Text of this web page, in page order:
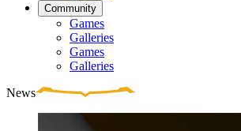
Community
Games
Galleries
Games
Galleries
News